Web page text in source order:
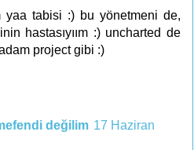
yaa tabisi :) bu yönetmeni de,
hastasıyıım :) uncharted de
project gibi :)
değilim 17 Haziran